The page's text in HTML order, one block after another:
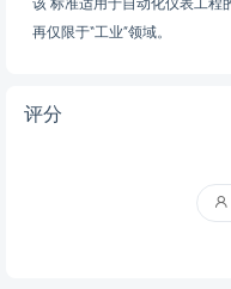
该 标准适用于自动化仪表工程
再仅限于“工业”领域。
评分